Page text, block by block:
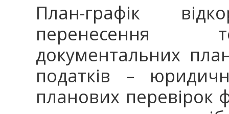
План-графік
перенесення
документальних
податків –
планових перевірок